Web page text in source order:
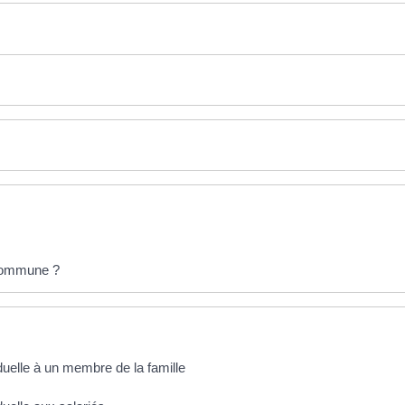
?
à un membre de la famille